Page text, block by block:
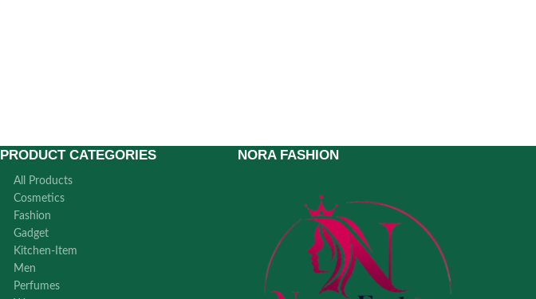
PRODUCT CATEGORIES
All Products
Cosmetics
Fashion
Gadget
Kitchen-Item
Men
Perfumes
NORA FASHION